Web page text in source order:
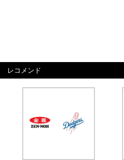
レコメンド